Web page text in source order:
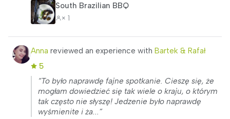
South Brazilian BBQ
× 1
Anna reviewed an experience with Bartek & Rafał
5
“To było naprawdę fajne spotkanie. Cieszę się, że
mogłam dowiedzieć się tak wiele o kraju, o którym
tak często nie słyszę! Jedzenie było naprawdę
wyśmienite i ża...”